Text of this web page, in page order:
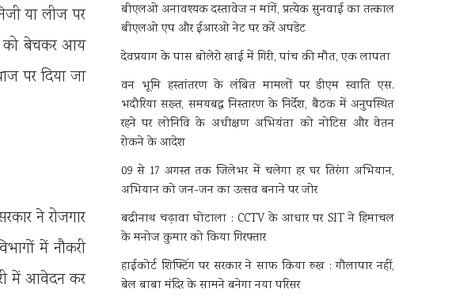
या लीज पर
को बेचकर आय
पर दिया जा
ने रोजगार
में नौकरी
में आवेदन कर
बीएलओ अनावश्यक दस्तावेज न मांगें, प्रत्येक सुनवाई का तत्काल
बीएलओ एप और ईआरओ नेट पर करें अपडेट
देवप्रयाग के पास बोलेरो खाई में गिरी, पांच की मौत, एक लापता
वन भूमि हस्तांतरण के लंबित मामलों पर डीएम स्वाति एस.
भदौरिया सख्त, समयबद्ध निस्तारण के निर्देश, बैठक में अनुपस्थित
रहने पर लोनिवि के अधीक्षण अभियंता को नोटिस और वेतन
रोकने के आदेश
09 से 17 अगस्त तक जिलेभर में चलेगा हर घर तिरंगा अभियान,
अभियान को जन-जन का उत्सव बनाने पर जोर
बद्रीनाथ चढ़ावा घोटाला : CCTV के आधार पर SIT ने हिमाचल
के मनोज कुमार को किया गिरफ्तार
हाईकोर्ट शिफ्टिंग पर सरकार ने साफ किया रुख : गौलापार नहीं,
बेल बाबा मंदिर के सामने बनेगा नया परिसर